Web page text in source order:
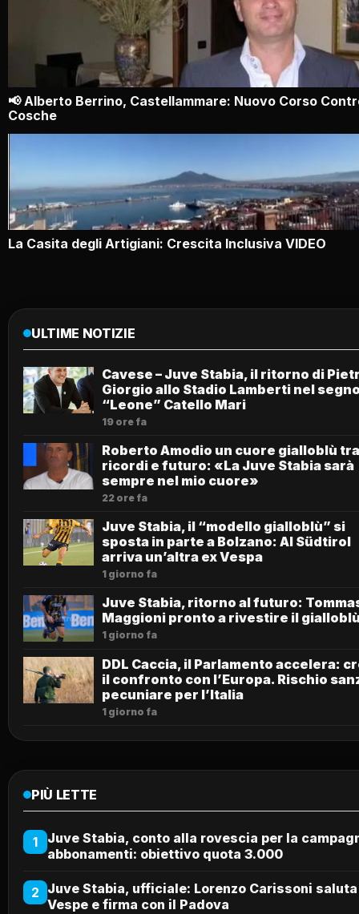
📢 Alberto Berrino, Castellammare: Nuovo Corso
Cosche
La Casita degli Artigiani: Crescita Inclusiva VIDEO
ULTIME NOTIZIE
Cavese – Juve Stabia, il ritorno di
Giorgio allo Stadio Lamberti nel
“Leone” Catello Mari
19 ore fa
Roberto Amodio un cuore gialloblù tra
ricordi e futuro: «La Juve Stabia sarà
sempre nel mio cuore»
22 ore fa
Juve Stabia, il “modello gialloblù” si
sposta in parte a Bolzano: Al Südtirol
arriva un’altra ex Vespa
1 giorno fa
Juve Stabia, ritorno al futuro:
Maggioni pronto a rivestire il
1 giorno fa
DDL Caccia, il Parlamento accelera:
il confronto con l’Europa. Rischio
pecuniare per l’Italia
1 giorno fa
PIÙ LETTE
1
Juve Stabia, conto alla rovescia per la
abbonamenti: obiettivo quota 3.000
2 Juve Stabia, ufficiale: Lorenzo Carissoni
Vespe e firma con il Padova